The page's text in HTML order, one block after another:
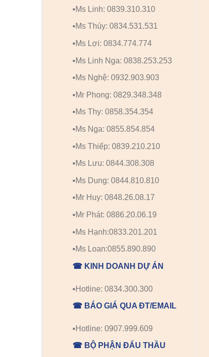
▪️Ms Linh: 0839.310.310
▪️Ms Thúy: 0834.531.531
▪️Ms Lợi: 0834.774.774
▪️Ms Linh Nga: 0838.253.253
▪️Ms Nghệ: 0932.903.903
▪️Mr Phong: 0829.348.348
▪️Ms Thy: 0858.354.354
▪️Ms Nga: 0855.854.854
▪️Ms Thiếp: 0839.210.210
▪️Ms Lưu: 0844.308.308
▪️Ms Dung: 0844.810.810
▪️Mr Huy: 0848.26.08.17
▪️Mr Phát: 0886.20.06.19
▪️Ms Hạnh:0833.201.201
▪️Ms Loan:0855.890.890
☎ KINH DOANH DỰ ÁN
▪️Hotline: 0834.300.300
☎ BÁO GIÁ QUA ĐT/EMAIL
▪️Hotline: 0907.999.609
☎ BỘ PHẬN ĐẤU THẦU